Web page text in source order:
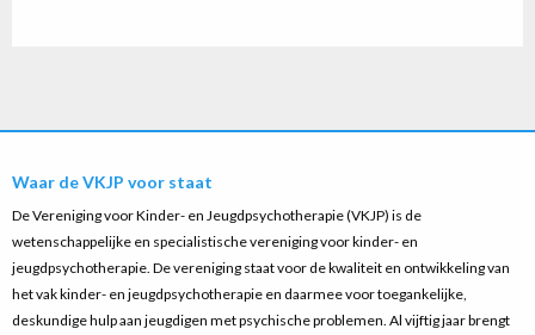
Waar de VKJP voor staat
De Vereniging voor Kinder- en Jeugdpsychotherapie (VKJP) is de
wetenschappelijke en specialistische vereniging voor kinder- en
jeugdpsychotherapie. De vereniging staat voor de kwaliteit en ontwikkeling van
het vak kinder- en jeugdpsychotherapie en daarmee voor toegankelijke,
deskundige hulp aan jeugdigen met psychische problemen. Al vijftig jaar brengt